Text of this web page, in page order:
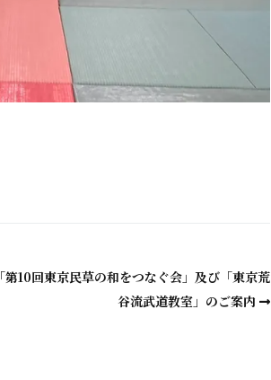
「第10回東京民草の和をつなぐ会」及び「東京荒
谷流武道教室」のご案内